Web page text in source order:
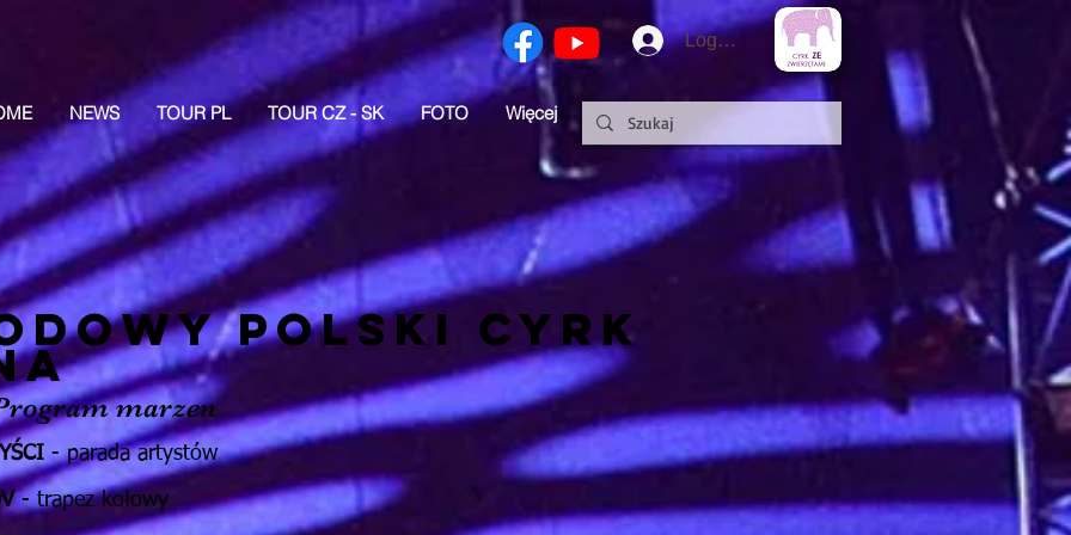
Logowanie
NEWS TOUR PL TOUR CZ - SK FOTO Więcej
POLSKI CYRK
marzen
- parada artystów
- trapez kołowy